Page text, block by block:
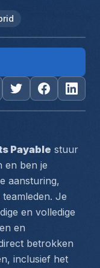
Payable stuur
en ben je
aansturing,
Je
en volledige
en
betrokken
inclusief het